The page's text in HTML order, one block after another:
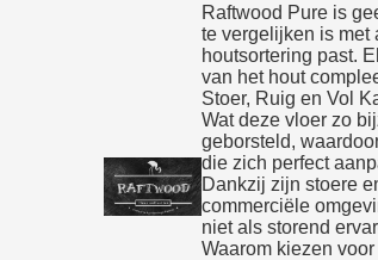
Raftwood Pure is
te vergelijken is met
houtsortering past.
van het hout
Stoer, Ruig en Vol
Wat deze vloer zo
geborsteld,
die zich perfect
Dankzij zijn stoere
commerciële
niet als storend
Waarom kiezen